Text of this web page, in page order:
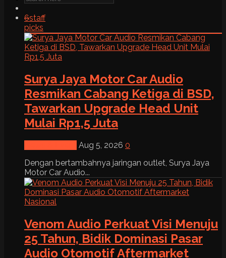
6staff
picks
Surya Jaya Motor Car Audio
Resmikan Cabang Ketiga di BSD,
Tawarkan Upgrade Head Unit
Mulai Rp1,5 Juta
Aug 5, 2026 0
Dengan bertambahnya jaringan outlet, Surya Jaya
Motor Car Audio...
Venom Audio Perkuat Visi Menuju
25 Tahun, Bidik Dominasi Pasar
Audio Otomotif Aftermarket